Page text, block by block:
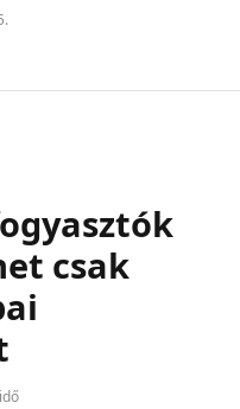
csak